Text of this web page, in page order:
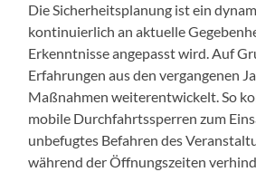
Die Sicherheitsplanung ist ein
kontinuierlich an aktuelle
Erkenntnisse angepasst wird. Auf
Erfahrungen aus den vergangenen
Maßnahmen weiterentwickelt. So
mobile Durchfahrtssperren zum
unbefugtes Befahren des
während der Öffnungszeiten